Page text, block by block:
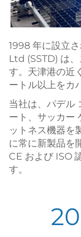
1998 年に設立
Ltd (SSTD) は
す。天津港の近
ートル以上をカ
当社は、パデル
ート、サッカー
ットネス機器を
に常に新製品を
CE および ISO
す。
20